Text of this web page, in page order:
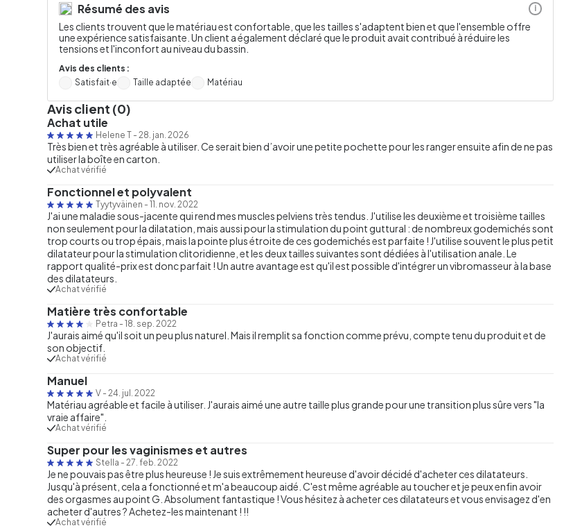
Résumé des avis
Les clients trouvent que le matériau est confortable, que les tailles s'adaptent bien et que l'ensemble offre
une expérience satisfaisante. Un client a également déclaré que le produit avait contribué à réduire les
tensions et l'inconfort au niveau du bassin.
Avis des clients :
Satisfait·e
Taille adaptée Matériau
i
Avis client (0)
Achat utile
Helene T - 28. jan. 2026
Très bien et très agréable à utiliser. Ce serait bien d’avoir une petite pochette pour les ranger ensuite afin de ne pas
utiliser la boîte en carton.
Achat vérifié
Fonctionnel et polyvalent
Tyytyväinen - 11. nov. 2022
J'ai une maladie sous-jacente qui rend mes muscles pelviens très tendus. J'utilise les deuxième et troisième tailles
non seulement pour la dilatation, mais aussi pour la stimulation du point guttural : de nombreux godemichés sont
trop courts ou trop épais, mais la pointe plus étroite de ces godemichés est parfaite ! J'utilise souvent le plus petit
dilatateur pour la stimulation clitoridienne, et les deux tailles suivantes sont dédiées à l'utilisation anale. Le
rapport qualité-prix est donc parfait ! Un autre avantage est qu'il est possible d'intégrer un vibromasseur à la base
des dilatateurs.
Achat vérifié
Matière très confortable
Petra - 18. sep. 2022
J'aurais aimé qu'il soit un peu plus naturel. Mais il remplit sa fonction comme prévu, compte tenu du produit et de
son objectif.
Achat vérifié
Manuel
V - 24. jul. 2022
Matériau agréable et facile à utiliser. J'aurais aimé une autre taille plus grande pour une transition plus sûre vers "la
vraie affaire".
Achat vérifié
Super pour les vaginismes et autres
Stella - 27. feb. 2022
Je ne pouvais pas être plus heureuse ! Je suis extrêmement heureuse d'avoir décidé d'acheter ces dilatateurs.
Jusqu'à présent, cela a fonctionné et m'a beaucoup aidé. C'est même agréable au toucher et je peux enfin avoir
des orgasmes au point G. Absolument fantastique ! Vous hésitez à acheter ces dilatateurs et vous envisagez d'en
acheter d'autres ? Achetez-les maintenant ! !!
Achat vérifié